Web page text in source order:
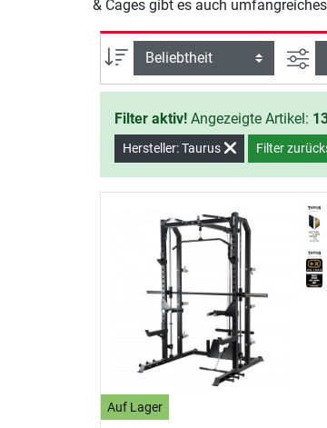
& Cages gibt es auch
Sortierung
Filter aktiv! Angezeigte Artikel:
Hersteller: Taurus Filter
Auf Lager